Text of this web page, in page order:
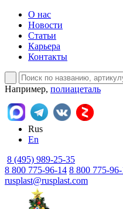
О нас
Новости
Статьи
Карьера
Контакты
Например, полиацеталь
Rus
En
8 (495) 989-25-35
8 800 775-96-14 8 800 775-
rusplast@rusplast.com